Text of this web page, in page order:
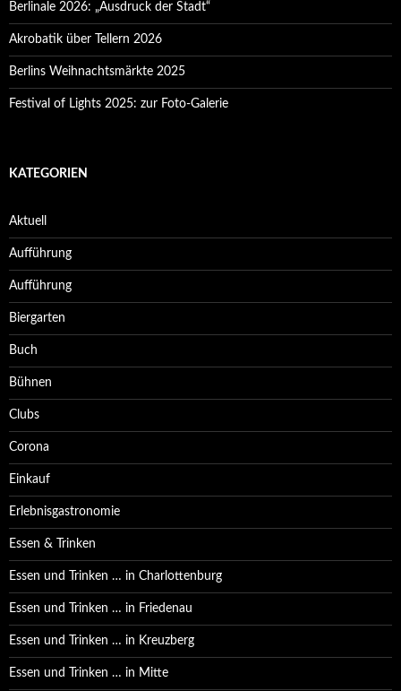
Berlinale 2026: „Ausdruck der Stadt“
Akrobatik über Tellern 2026
Berlins Weihnachtsmärkte 2025
Festival of Lights 2025: zur Foto-Galerie
KATEGORIEN
Aktuell
Aufführung
Aufführung
Biergarten
Buch
Bühnen
Clubs
Corona
Einkauf
Erlebnisgastronomie
Essen & Trinken
Essen und Trinken … in Charlottenburg
Essen und Trinken … in Friedenau
Essen und Trinken … in Kreuzberg
Essen und Trinken … in Mitte